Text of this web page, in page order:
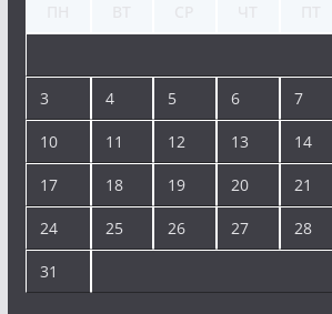
3 4 5 6 7
10 11 12 13 14
17 18 19 20 21
24 25 26 27 28
31